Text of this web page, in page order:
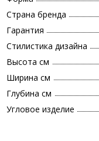
Страна бренда
Гарантия
Стилистика дизайна
Высота см
Ширина см
Глубина см
Угловое изделие